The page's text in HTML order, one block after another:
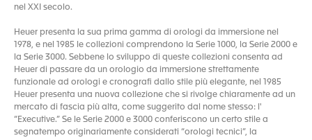
nel XXI secolo.
Heuer presenta la sua prima gamma di orologi da immersione nel
1978, e nel 1985 le collezioni comprendono la Serie 1000, la Serie 2000 e
la Serie 3000. Sebbene lo sviluppo di queste collezioni consenta ad
Heuer di passare da un orologio da immersione strettamente
funzionale ad orologi e cronografi dallo stile più elegante, nel 1985
Heuer presenta una nuova collezione che si rivolge chiaramente ad un
mercato di fascia più alta, come suggerito dal nome stesso: l'
“Executive.” Se le Serie 2000 e 3000 conferiscono un certo stile a
segnatempo originariamente considerati “orologi tecnici”, la